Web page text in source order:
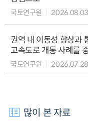
국토연구원 2026.08.03
권역 내 이동성 향상과
고속도로 개통 사례를
국토연구원 2026.07.28
많이 본 자료